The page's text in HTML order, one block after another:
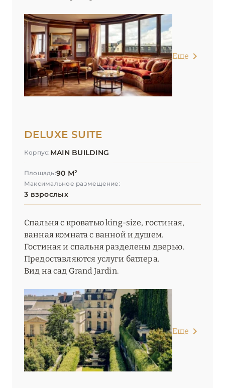
Еще
DELUXE SUITE
Корпус: MAIN BUILDING
Площадь:90 М²
Максимальное размещение:
3 взрослых
Спальня с кроватью king-size, гостиная,
ванная комната с ванной и душем.
Гостиная и спальня разделены дверью.
Предоставляются услуги батлера.
Вид на сад Grand Jardin.
Еще